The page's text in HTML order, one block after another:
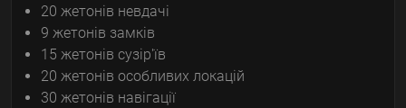
20 жетонів невдачі
9 жетонів замків
15 жетонів сузір'їв
20 жетонів особливих локацій
30 жетонів навігації